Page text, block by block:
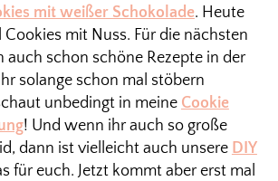
mit weißer Schokolade. Heute
Cookies mit Nuss. Für die nächsten
auch schon schöne Rezepte in der
solange schon mal stöbern
unbedingt in meine Cookie
! Und wenn ihr auch so große
dann ist vielleicht auch unsere DIY
für euch. Jetzt kommt aber erst mal